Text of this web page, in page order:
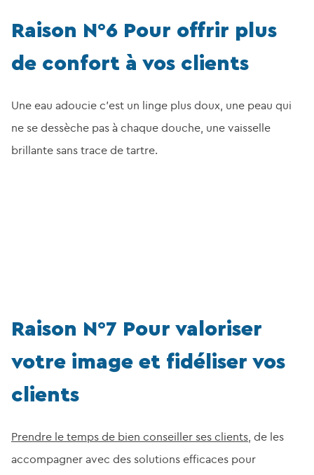
Raison N°6 Pour offrir plus
de confort à vos clients
Une eau adoucie c’est un linge plus doux, une peau qui
ne se dessèche pas à chaque douche, une vaisselle
brillante sans trace de tartre.
Raison N°7 Pour valoriser
votre image et fidéliser vos
clients
Prendre le temps de bien conseiller ses clients, de les
accompagner avec des solutions efficaces pour